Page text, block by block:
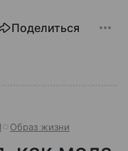
Поделиться
Образ жизни